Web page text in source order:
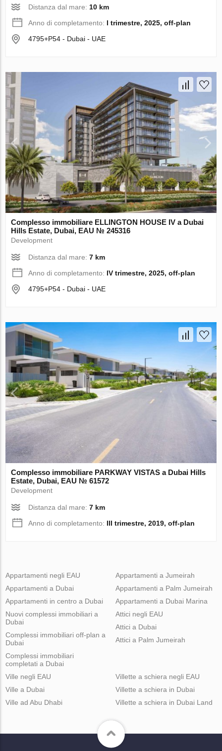
Distanza dal mare: 10 km
Anno di completamento: I trimestre, 2025, off-plan
4795+P54 - Dubai - UAE
Complesso immobiliare ELLINGTON HOUSE IV a Dubai
Hills Estate, Dubai, EAU № 245316
Development
Distanza dal mare:7 km
Anno di completamento: IV trimestre, 2025, off-plan
4795+P54 - Dubai - UAE
Complesso immobiliare PARKWAY VISTAS a Dubai Hills
Estate, Dubai, EAU № 61572
Development
Distanza dal mare:7 km
Anno di completamento: III trimestre, 2019, off-plan
Appartamenti negli EAU
Appartamenti a Dubai
Appartamenti in centro a Dubai
Appartamenti a Jumeirah
Appartamenti a Palm Jumeirah
Appartamenti a Dubai Marina
Nuovi complessi immobiliari a
Dubai
Complessi immobiliari off-plan a
Dubai
Complessi immobiliari
completati a Dubai
Attici negli EAU
Attici a Dubai
Attici a Palm Jumeirah
Ville negli EAU
Ville a Dubai
Ville ad Abu Dhabi
Villette a schiera negli EAU
Villette a schiera in Dubai
Villette a schiera in Dubai Land